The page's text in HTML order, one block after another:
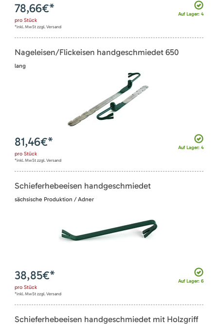
Auf Lager: 4
78,66€*
pro Stück
*inkl. MwSt zzgl. Versand
Nageleisen/Flickeisen handgeschmiedet 650
lang
Auf Lager: 4
81,46€*
pro Stück
*inkl. MwSt zzgl. Versand
Schieferhebeeisen handgeschmiedet
sächsische Produktion / Adner
Auf Lager: 6
38,85€*
pro Stück
*inkl. MwSt zzgl. Versand
Schieferhebeeisen handgeschmiedet mit Holzgriff